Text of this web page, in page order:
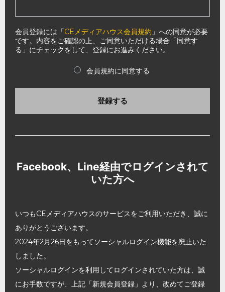
会員登録には「CEメディアハウス会員規約 」への同意が必要
です。内容をご確認の上、ご同意いただける場合「同意す
る」にチェックをして、登録にお進みください。
会員規約に同意する
登録する
Facebook、Line経由でログインされて
いた方へ
いつもCEメディアハウスのサービスをご利用いただき、誠に
ありがとうございます。
2024年2月26日をもってソーシャルログイン機能を廃止いた
しました。
ソーシャルログインを利用してログインされていた方は、誠
にお手数ですが、上記「新規会員登録」より、改めてご登録